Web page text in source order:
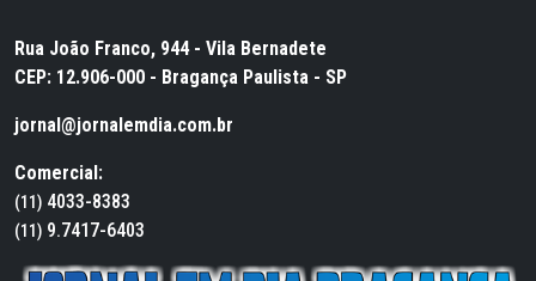
Rua João Franco, 944 - Vila Bernadete
CEP: 12.906-000 - Bragança Paulista - SP
jornal@jornalemdia.com.br
Comercial:
(11) 4033-8383
(11) 9.7417-6403